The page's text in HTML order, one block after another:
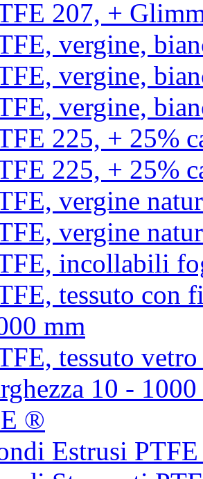
207, +
vergine,
vergine,
vergine,
225, + 25%
225, + 25%
vergine
vergine
incollabili
tessuto con
mm
tessuto
10 -
®
Estrusi